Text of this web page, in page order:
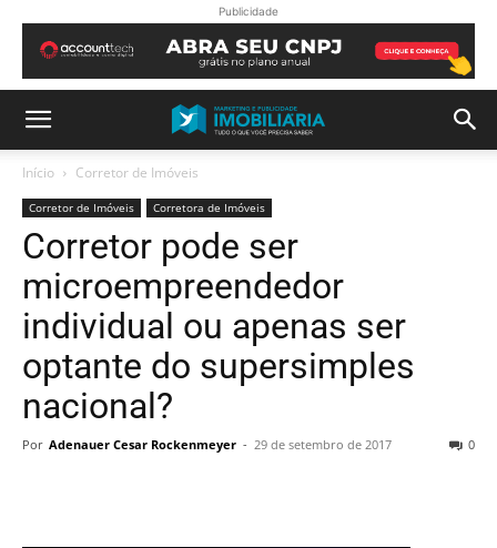
Publicidade
Início Corretor de Imóveis
Corretor de Imóveis Corretora de Imóveis
Corretor pode ser
microempreendedor
individual ou apenas ser
optante do supersimples
nacional?
Por Adenauer Cesar Rockenmeyer - 29 de setembro de 2017 0